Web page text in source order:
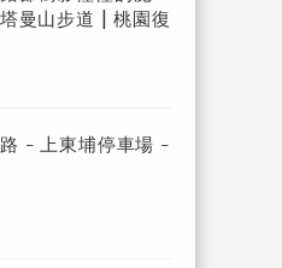
曼山步道 | 桃園復
- 上東埔停車場 -